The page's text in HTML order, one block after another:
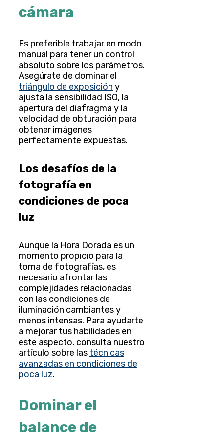
cámara
Es preferible trabajar en modo
manual para tener un control
absoluto sobre los parámetros.
Asegúrate de dominar el
triángulo de exposición y
ajusta la sensibilidad ISO, la
apertura del diafragma y la
velocidad de obturación para
obtener imágenes
perfectamente expuestas.
Los desafíos de la
fotografía en
condiciones de poca
luz
Aunque la Hora Dorada es un
momento propicio para la
toma de fotografías, es
necesario afrontar las
complejidades relacionadas
con las condiciones de
iluminación cambiantes y
menos intensas. Para ayudarte
a mejorar tus habilidades en
este aspecto, consulta nuestro
artículo sobre las técnicas
avanzadas en condiciones de
poca luz.
Dominar el
balance de